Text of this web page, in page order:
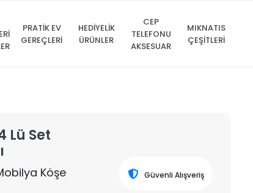
PRATİK EV
GEREÇLERİ
HEDİYELİK
ÜRÜNLER
CEP
TELEFONU
AKSESUAR
MIKNATIS
ÇEŞİTLERİ
Lü Set
Köşe
Güvenli Alışveriş